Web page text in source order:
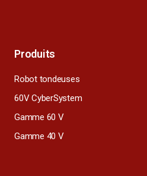
Produits
Robot tondeuses
60V CyberSystem
Gamme 60 V
Gamme 40 V